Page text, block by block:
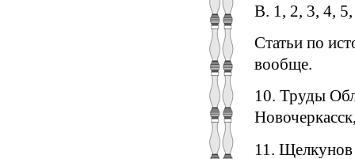
В. 1, 2, 3, 4,
Статьи по
вообще.
10. Труды
11. Щелкунов